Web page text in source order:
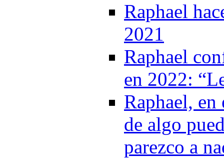
Raphael
2021
Raphael
en 2022:
Raphael,
de algo
parezco a